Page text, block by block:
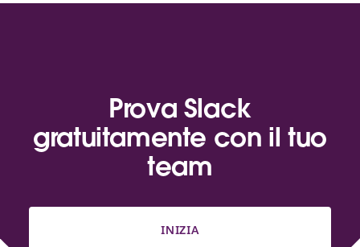
Prova Slack
gratuitamente con il tuo
team
INIZIA